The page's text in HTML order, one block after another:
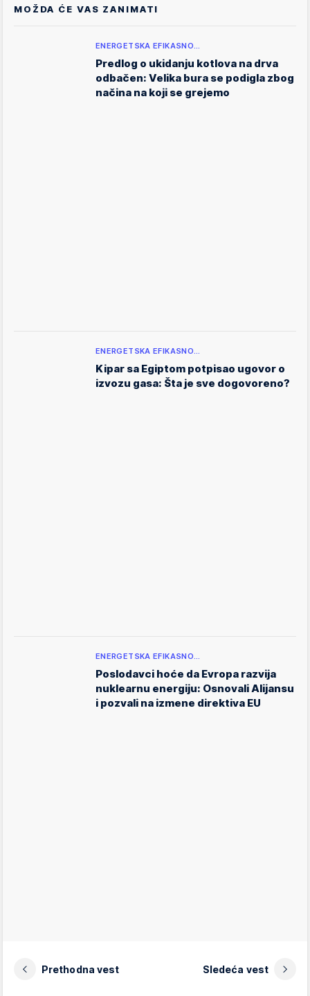
MOŽDA ĆE VAS ZANIMATI
ENERGETSKA EFIKASNO…
Predlog o ukidanju kotlova na drva
odbačen: Velika bura se podigla zbog
načina na koji se grejemo
ENERGETSKA EFIKASNO…
Kipar sa Egiptom potpisao ugovor o
izvozu gasa: Šta je sve dogovoreno?
ENERGETSKA EFIKASNO…
Poslodavci hoće da Evropa razvija
nuklearnu energiju: Osnovali Alijansu
i pozvali na izmene direktiva EU
Prethodna vest Sledeća vest